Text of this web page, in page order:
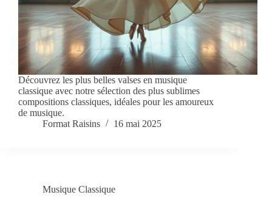
Découvrez les plus belles valses en musique
classique avec notre sélection des plus sublimes
compositions classiques, idéales pour les amoureux
de musique.
Format Raisins
16 mai 2025
Musique Classique